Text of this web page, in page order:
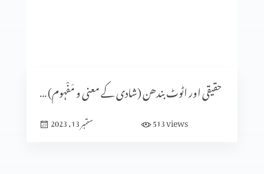
شادی کا الٰہی منصوبہ (حصہ 4) حقیقی اور اٹوٹ بندھن (شادی کے معنی و مَفْہوم) حصہ 1
ستمبر 13, 2023 513views